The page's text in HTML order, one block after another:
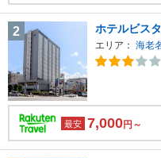
2 ホテルビス
エリア： 海老
最安 7,000円～